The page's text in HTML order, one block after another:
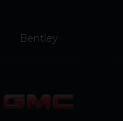
Bentley